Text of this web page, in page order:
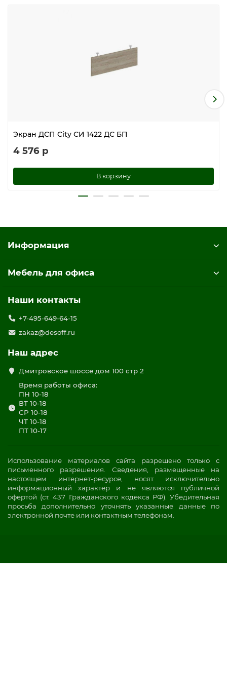
Экран ДСП City СИ 1422 ДС БП
4 576 р
В корзину
Информация
Мебель для офиса
Наши контакты
+7-495-649-64-15
zakaz@desoff.ru
Наш адрес
Дмитровское шоссе дом 100 стр 2
Время работы офиса:
ПН 10-18
ВТ 10-18
СР 10-18
ЧТ 10-18
ПТ 10-17
Использование материалов сайта разрешено только с
письменного разрешения. Сведения, размещенные на
настоящем интернет-ресурсе, носят исключительно
информационный характер и не являются публичной
офертой (ст. 437 Гражданского кодекса РФ). Убедительная
просьба дополнительно уточнять указанные данные по
электронной почте или контактным телефонам.